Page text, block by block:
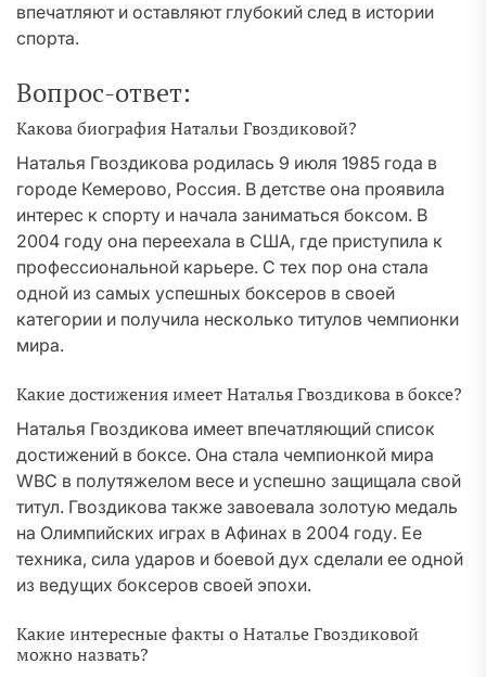
впечатляют и оставляют глубокий след в истории
спорта.
Вопрос-ответ:
Какова биография Натальи Гвоздиковой?
Наталья Гвоздикова родилась 9 июля 1985 года в
городе Кемерово, Россия. В детстве она проявила
интерес к спорту и начала заниматься боксом. В
2004 году она переехала в США, где приступила к
профессиональной карьере. С тех пор она стала
одной из самых успешных боксеров в своей
категории и получила несколько титулов чемпионки
мира.
Какие достижения имеет Наталья Гвоздикова в боксе?
Наталья Гвоздикова имеет впечатляющий список
достижений в боксе. Она стала чемпионкой мира
WBC в полутяжелом весе и успешно защищала свой
титул. Гвоздикова также завоевала золотую медаль
на Олимпийских играх в Афинах в 2004 году. Ее
техника, сила ударов и боевой дух сделали ее одной
из ведущих боксеров своей эпохи.
Какие интересные факты о Наталье Гвоздиковой
можно назвать?